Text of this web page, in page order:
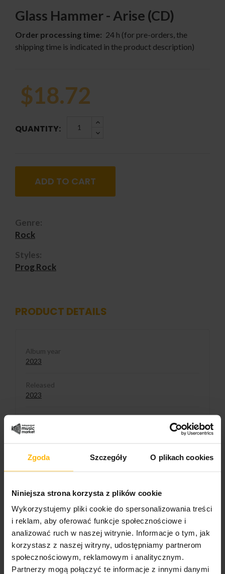
Zgoda Szczegóły O plikach cookies
Niniejsza strona korzysta z plików cookie
Wykorzystujemy pliki cookie do spersonalizowania treści
i reklam, aby oferować funkcje społecznościowe i
analizować ruch w naszej witrynie. Informacje o tym, jak
korzystasz z naszej witryny, udostępniamy partnerom
społecznościowym, reklamowym i analitycznym.
Partnerzy mogą połączyć te informacje z innymi danymi
Glass Hammer - Arise (CD)
Order processing time: 24 h (for pre-orders, the
shipping time is indicated in the product description)
$18.72
QUANTITY:
ADD TO CART
Genre:
Rock
Styles:
Prog Rock
PRODUCT DETAILS
Album year
2023
Released
2023
CD
Cover format:
Digipack
Sound Resources
Catalogue number:
AR-4826
Liczba nośników: